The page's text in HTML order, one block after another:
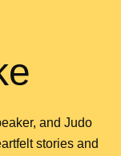
and Judo
stories and